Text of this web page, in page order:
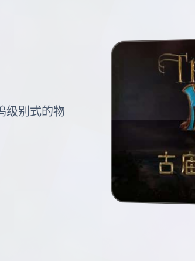
级别式的物